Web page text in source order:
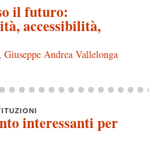
il futuro:
accessibilità,
Giuseppe Andrea Vallelonga
interessanti per